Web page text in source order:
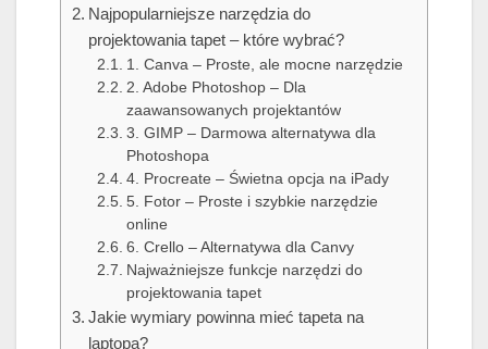
Najpopularniejsze narzędzia do
projektowania tapet – które wybrać?
1. Canva – Proste, ale mocne narzędzie
2. Adobe Photoshop – Dla
zaawansowanych projektantów
3. GIMP – Darmowa alternatywa dla
Photoshopa
4. Procreate – Świetna opcja na iPady
5. Fotor – Proste i szybkie narzędzie
online
6. Crello – Alternatywa dla Canvy
Najważniejsze funkcje narzędzi do
projektowania tapet
Jakie wymiary powinna mieć tapeta na
laptopa?